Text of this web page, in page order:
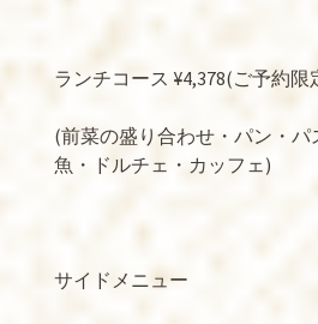
ランチコース ¥4,378(ご予約限
(前菜の盛り合わせ・パン・
魚・ドルチェ・カッフェ)
サイドメニュー